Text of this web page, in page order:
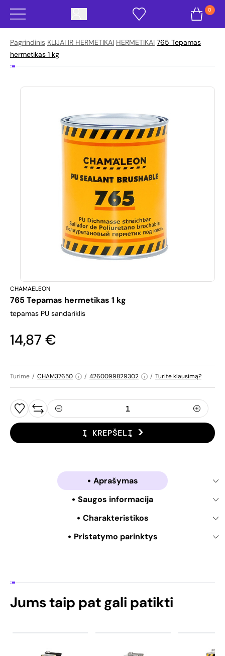
0
Pagrindinis KLIJAI IR HERMETIKAI HERMETIKAI 765 Tepamas
hermetikas 1 kg
CHAMAELEON
765 Tepamas hermetikas 1 kg
tepamas PU sandariklis
14,87 €
Turime / CHAM37650 / 4260099829302 / Turite klausimą?
Į KREPŠELĮ
Aprašymas
Saugos informacija
Charakteristikos
Pristatymo parinktys
Jums taip pat gali patikti